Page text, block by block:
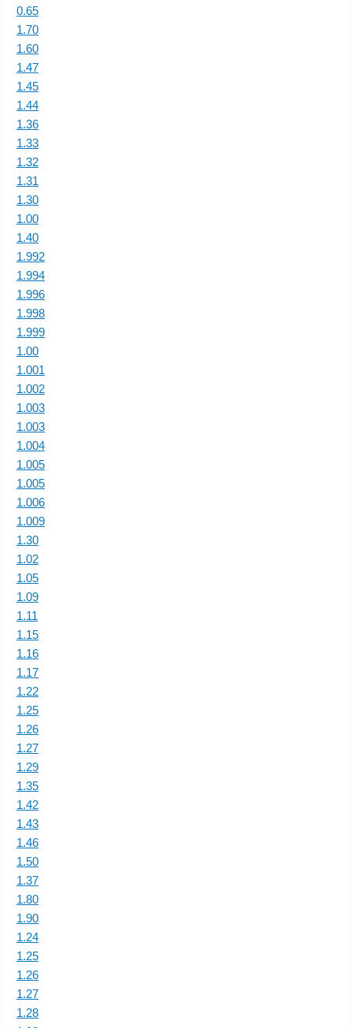
0.65
1.70
1.60
1.47
1.45
1.44
1.36
1.33
1.32
1.31
1.30
1.00
1.40
1.992
1.994
1.996
1.998
1.999
1.00
1.001
1.002
1.003
1.003
1.004
1.005
1.005
1.006
1.009
1.30
1.02
1.05
1.09
1.11
1.15
1.16
1.17
1.22
1.25
1.26
1.27
1.29
1.35
1.42
1.43
1.46
1.50
1.37
1.80
1.90
1.24
1.25
1.26
1.27
1.28